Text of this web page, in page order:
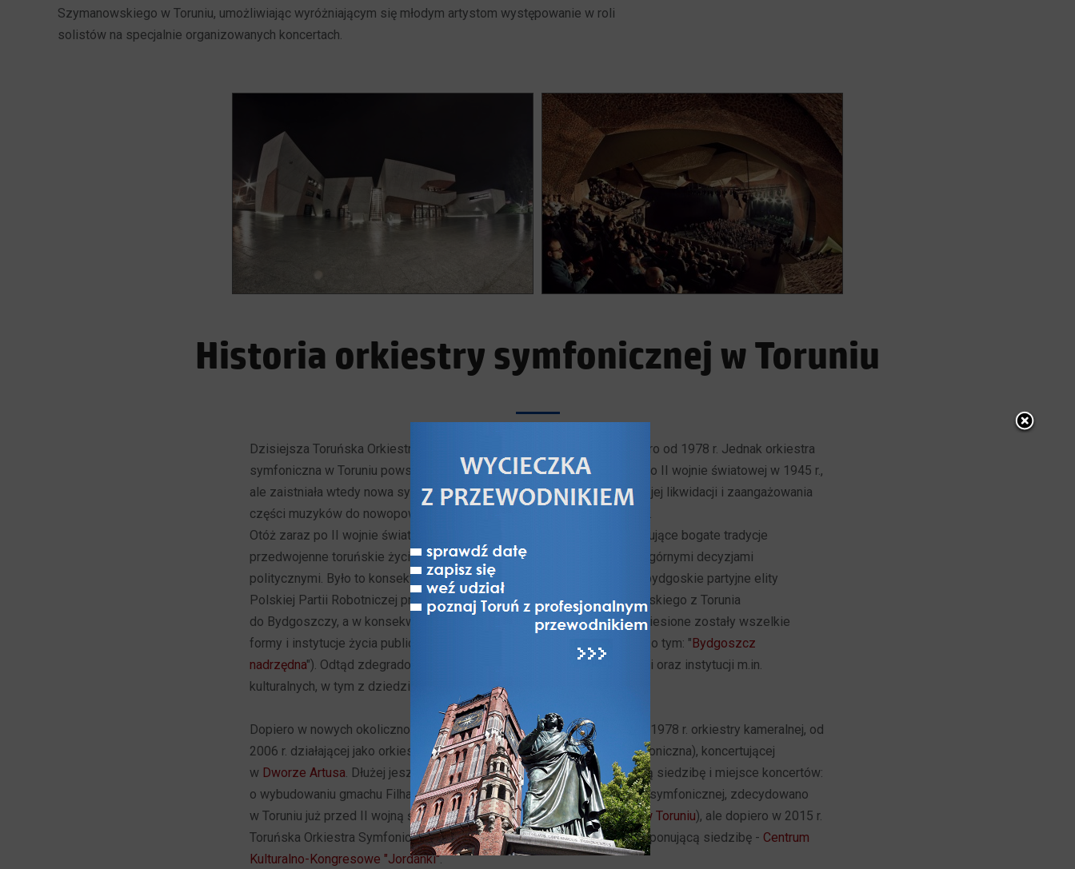
Szymanowskiego w Toruniu, umożliwiając wyróżniającym się młodym artystom występowanie w roli
solistów na specjalnie organizowanych koncertach.
Historia orkiestry symfonicznej w Toruniu
Dzisiejsza Toruńska Orkiestra Symfoniczna działa nieprzerwanie dopiero od 1978 r. Jednak orkiestra
symfoniczna w Toruniu powstała już w 1936 r., następnie odrodziła się po II wojnie światowej w 1945 r.,
ale zaistniała wtedy nowa sytuacja polityczna doprowadziła wkrótce do jej likwidacji i zaangażowania
części muzyków do nowopowstałej orkiestry w niedalekiej Bydgoszczy.
Otóż zaraz po II wojnie światowej bujnie rozwijające się dotąd i kontynuujące bogate tradycje
przedwojenne toruńskie życie i kultura muzyczna zostały przerwane odgórnymi decyzjami
politycznymi. Było to konsekwencją przeforsowanego w 1945 r. przez bydgoskie partyjne elity
Polskiej Partii Robotniczej przeniesienia siedziby województwa pomorskiego z Torunia
do Bydgoszczy, a w konsekwencji tego z Torunia do Bydgoszczy przeniesione zostały wszelkie
formy i instytucje życia publicznego, politycznego i kulturalnego (więcej o tym: "Bydgoszcz
nadrzędna"). Odtąd zdegradowany Toruń pozbawiony został swojej rangi oraz instytucji m.in.
kulturalnych, w tym z dziedziny muzycznej.
Dopiero w nowych okolicznościach doszło do odtworzenia w Toruniu w 1978 r. orkiestry kameralnej, od
2006 r. działającej jako orkiestra symfoniczna (Toruńska Orkiestra Symfoniczna), koncertującej
w Dworze Artusa. Dłużej jeszcze przyszło Toruniowi oczekiwać na stałą siedzibę i miejsce koncertów:
o wybudowaniu gmachu Filharmonii Pomorskiej, jako siedziby orkiestry symfonicznej, zdecydowano
w Toruniu już przed II wojną światową (zobacz:Filharmonia Pomorska w Toruniu), ale dopiero w 2015 r.
Toruńska Orkiestra Symfoniczna znalazła swoją stałą, nowoczesną i imponującą siedzibę - Centrum
Kulturalno-Kongresowe "Jordanki".